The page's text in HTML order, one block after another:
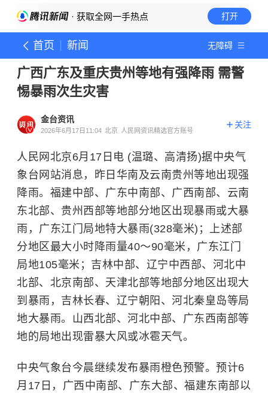
· 获取全网一手热点 打开
首页 新闻 无障碍
广西广东及重庆贵州等地有强降雨 需警
惕暴雨次生灾害
金台资讯
2026年6月17日11:04 北京 人民网资讯精选官方账号
关注
人民网北京6月17日电 (温璐、高清扬)据中央气
象台网站消息，昨日华南及云南贵州等地出现强
降雨。福建中部、广东中南部、广西南部、云南
东北部、贵州西部等地部分地区出现暴雨或大暴
雨，广东江门局地特大暴雨(328毫米)；上述部
分地区最大小时降雨量40～90毫米，广东江门
局地105毫米；吉林中部、辽宁中西部、河北中
北部、北京南部、天津北部等地部分地区出现大
到暴雨，吉林长春、辽宁朝阳、河北秦皇岛等局
地大暴雨。山西北部、河北中部、广东西南部等
地的局地出现雷暴大风或冰雹天气。
中央气象台今晨继续发布暴雨橙色预警。预计6
月17日，广西中南部、广东大部、福建东南部以